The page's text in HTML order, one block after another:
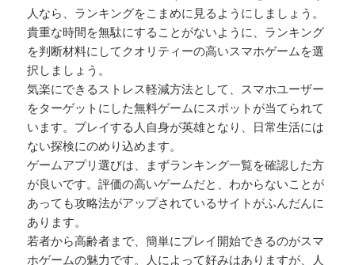
人なら、ランキングをこまめに見るようにしましょう。
貴重な時間を無駄にすることがないように、ランキング
を判断材料にしてクオリティーの高いスマホゲームを選
択しましょう。
気楽にできるストレス軽減方法として、スマホユーザー
をターゲットにした無料ゲームにスポットが当てられて
います。プレイする人自身が英雄となり、日常生活には
ない探検にのめり込めます。
ゲームアプリ選びは、まずランキング一覧を確認した方
が良いです。評価の高いゲームだと、わからないことが
あっても攻略法がアップされているサイトがふんだんに
あります。
若者から高齢者まで、簡単にプレイ開始できるのがスマ
ホゲームの魅力です。人によって好みはありますが、人